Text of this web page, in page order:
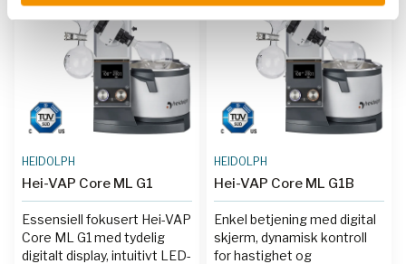
HEIDOLPH
Hei-VAP Core ML G1
Essensiell fokusert Hei-VAP
Core ML G1 med tydelig
digitalt display, intuitivt LED-
HEIDOLPH
Hei-VAP Core ML G1B
Enkel betjening med digital
skjerm, dynamisk kontroll
for hastighet og